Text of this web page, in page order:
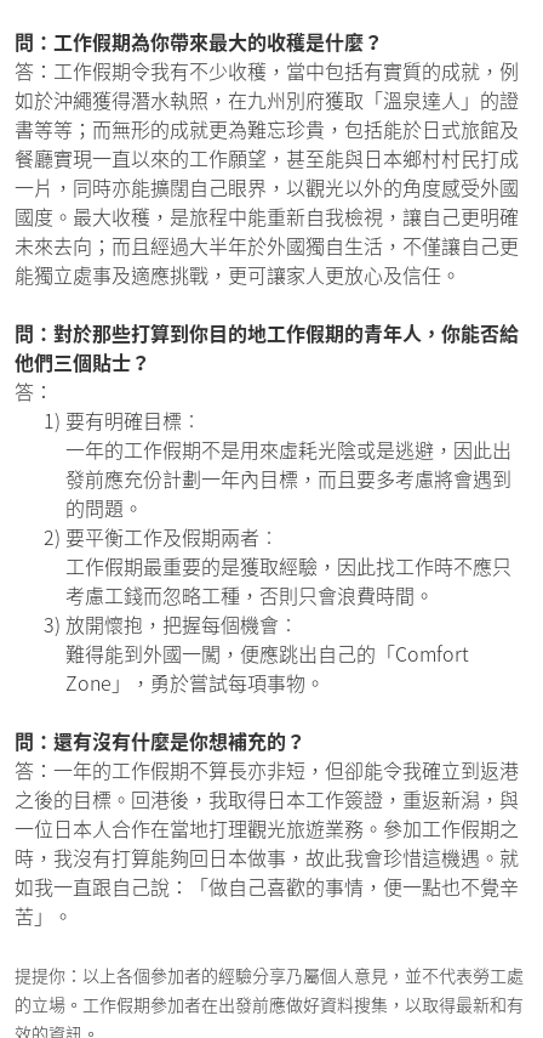
問：工作假期為你帶來最大的收穫是什麼？
答：工作假期令我有不少收穫，當中包括有實質的成就，例
如於沖繩獲得潛水執照，在九州別府獲取「溫泉達人」的證
書等等；而無形的成就更為難忘珍貴，包括能於日式旅館及
餐廳實現一直以來的工作願望，甚至能與日本鄉村村民打成
一片，同時亦能擴闊自己眼界，以觀光以外的角度感受外國
國度。最大收穫，是旅程中能重新自我檢視，讓自己更明確
未來去向；而且經過大半年於外國獨自生活，不僅讓自己更
能獨立處事及適應挑戰，更可讓家人更放心及信任。
問：對於那些打算到你目的地工作假期的青年人，你能否給
他們三個貼士？
答：
1) 要有明確目標︰
一年的工作假期不是用來虛耗光陰或是逃避，因此出
發前應充份計劃一年內目標，而且要多考慮將會遇到
的問題。
2) 要平衡工作及假期兩者︰
工作假期最重要的是獲取經驗，因此找工作時不應只
考慮工錢而忽略工種，否則只會浪費時間。
3) 放開懷抱，把握每個機會︰
難得能到外國一闖，便應跳出自己的「Comfort
Zone」，勇於嘗試每項事物。
問：還有沒有什麼是你想補充的？
答：一年的工作假期不算長亦非短，但卻能令我確立到返港
之後的目標。回港後，我取得日本工作簽證，重返新潟，與
一位日本人合作在當地打理觀光旅遊業務。參加工作假期之
時，我沒有打算能夠回日本做事，故此我會珍惜這機遇。就
如我一直跟自己說：「做自己喜歡的事情，便一點也不覺辛
苦」。
提提你：以上各個參加者的經驗分享乃屬個人意見，並不代表勞工處
的立場。工作假期參加者在出發前應做好資料搜集，以取得最新和有